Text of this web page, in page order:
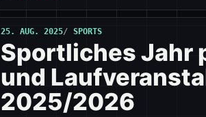
25. AUG. 2025 SPORTS
Sportliches Jahr
und
2025/2026